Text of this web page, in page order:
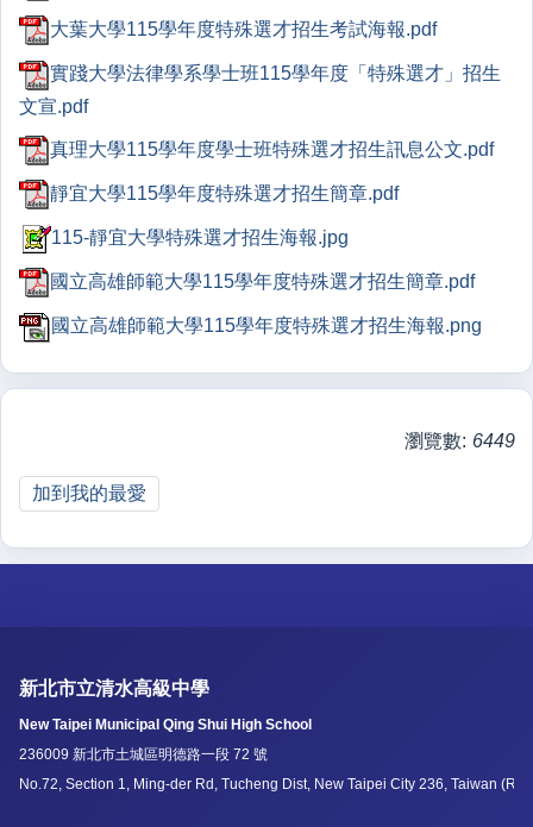
大葉大學115學年度特殊選才招生考試海報.pdf
實踐大學法律學系學士班115學年度「特殊選才」招生
文宣.pdf
真理大學115學年度學士班特殊選才招生訊息公文.pdf
靜宜大學115學年度特殊選才招生簡章.pdf
115-靜宜大學特殊選才招生海報.jpg
國立高雄師範大學115學年度特殊選才招生簡章.pdf
國立高雄師範大學115學年度特殊選才招生海報.png
瀏覽數: 6449
加到我的最愛
新北市立清水高級中學
New Taipei Municipal Qing Shui High School
236009 新北市土城區明德路一段 72 號
No.72, Section 1, Ming-der Rd, Tucheng Dist, New Taipei City 236, Taiwan